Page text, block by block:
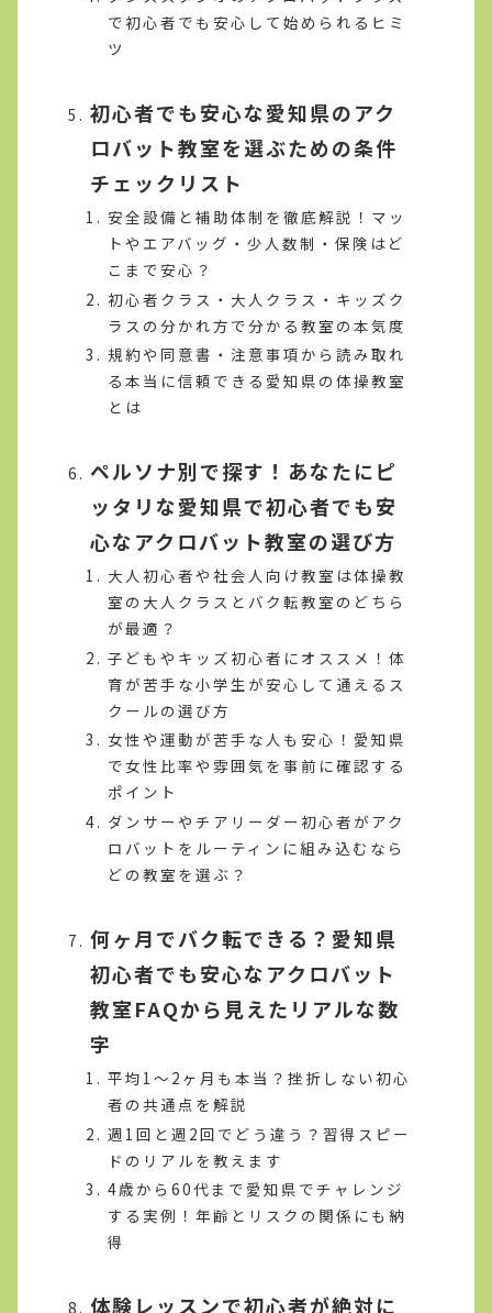
で初心者でも安心して始められるヒミ
ツ
初心者でも安心な愛知県のアク
ロバット教室を選ぶための条件
チェックリスト
安全設備と補助体制を徹底解説！マッ
トやエアバッグ・少人数制・保険はど
こまで安心？
初心者クラス・大人クラス・キッズク
ラスの分かれ方で分かる教室の本気度
規約や同意書・注意事項から読み取れ
る本当に信頼できる愛知県の体操教室
とは
ペルソナ別で探す！あなたにピ
ッタリな愛知県で初心者でも安
心なアクロバット教室の選び方
大人初心者や社会人向け教室は体操教
室の大人クラスとバク転教室のどちら
が最適？
子どもやキッズ初心者にオススメ！体
育が苦手な小学生が安心して通えるス
クールの選び方
女性や運動が苦手な人も安心！愛知県
で女性比率や雰囲気を事前に確認する
ポイント
ダンサーやチアリーダー初心者がアク
ロバットをルーティンに組み込むなら
どの教室を選ぶ？
何ヶ月でバク転できる？愛知県
初心者でも安心なアクロバット
教室FAQから見えたリアルな数
字
平均1〜2ヶ月も本当？挫折しない初心
者の共通点を解説
週1回と週2回でどう違う？習得スピー
ドのリアルを教えます
4歳から60代まで愛知県でチャレンジ
する実例！年齢とリスクの関係にも納
得
体験レッスンで初心者が絶対に